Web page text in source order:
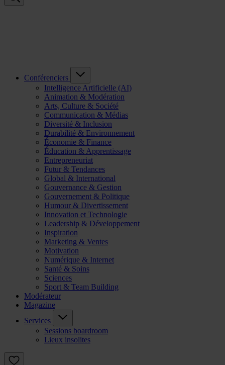
Conférenciers
Intelligence Artificielle (AI)
Animation & Modération
Arts, Culture & Société
Communication & Médias
Diversité & Inclusion
Durabilité & Environnement
Économie & Finance
Éducation & Apprentissage
Entrepreneuriat
Futur & Tendances
Global & International
Gouvernance & Gestion
Gouvernement & Politique
Humour & Divertissement
Innovation et Technologie
Leadership & Développement
Inspiration
Marketing & Ventes
Motivation
Numérique & Internet
Santé & Soins
Sciences
Sport & Team Building
Modérateur
Magazine
Services
Sessions boardroom
Lieux insolites